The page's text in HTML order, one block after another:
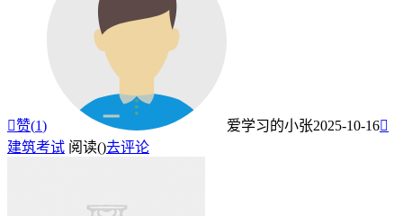
赞(1) 爱学习的小张2025-10-16
建筑考试 阅读()去评论